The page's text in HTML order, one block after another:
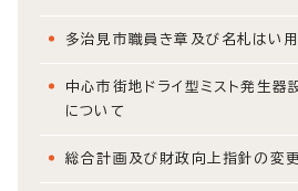
多治見市職員き章及び名札はい
中心市街地ドライ型ミスト発生
について
総合計画及び財政向上指針の変更